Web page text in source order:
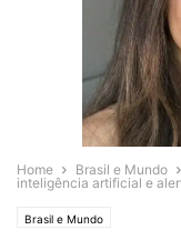
Home Brasil e Mundo
inteligência artificial e
Brasil e Mundo